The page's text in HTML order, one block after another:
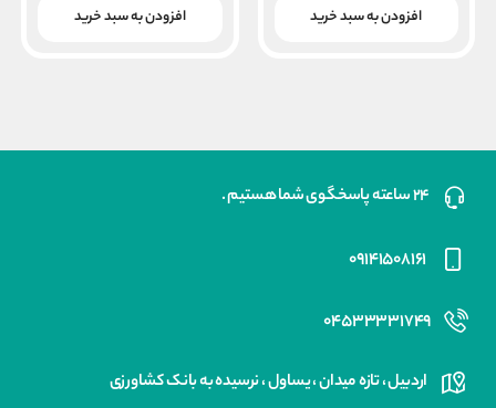
بود. فعلی
افزودن به سبد خرید
بود. فعلی
افزودن به سبد خرید
۲۴ ساعته پاسخگوی شما هستیم .
۰۹۱۴۱۵۰۸۱۶۱
۰۴۵۳۳۳۳۱۷۴۹
اردبیل ، تازه میدان ، یساول ، نرسیده به بانک کشاورزی